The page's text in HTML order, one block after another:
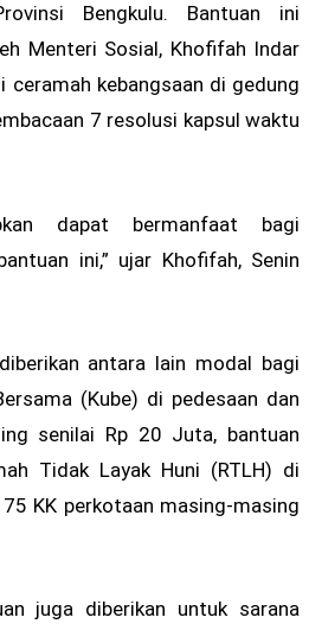
Bengkulu. Bantuan ini
Menteri Sosial, Khofifah Indar
ceramah kebangsaan di gedung
7 resolusi kapsul waktu
dapat bermanfaat bagi
ini,” ujar Khofifah, Senin
antara lain modal bagi
(Kube) di pedesaan dan
senilai Rp 20 Juta, bantuan
Tidak Layak Huni (RTLH) di
KK perkotaan masing-masing
juga diberikan untuk sarana